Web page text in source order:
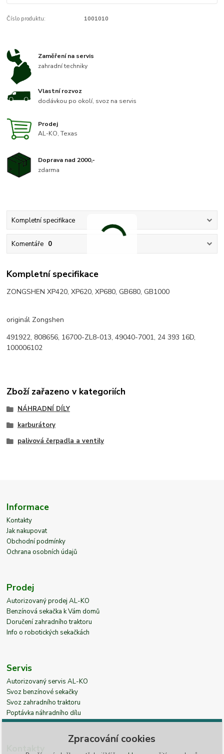
Číslo produktu: 1001010
Zaměření na servis
zahradní techniky
Vlastní rozvoz
dodávkou po okolí, svoz na servis
Prodej
AL-KO, Texas
Doprava nad 2000,-
zdarma
Kompletní specifikace
Komentáře 0
Kompletní specifikace
ZONGSHEN XP420, XP620, XP680, GB680, GB1000
originál Zongshen
491922, 808656, 16700-ZL8-013, 49040-7001, 24 393 16D,
100006102
Zboží zařazeno v kategoriích
NÁHRADNÍ DÍLY
karburátory
palivová čerpadla a ventily
Informace
Kontakty
Jak nakupovat
Obchodní podmínky
Ochrana osobních údajů
Prodej
Autorizovaný prodej AL-KO
Benzínová sekačka k Vám domů
Doručení zahradního traktoru
Info o robotických sekačkách
Servis
Autorizovaný servis AL-KO
Svoz benzínové sekačky
Svoz zahradního traktoru
Poptávka náhradního dílu
Zpracování cookies